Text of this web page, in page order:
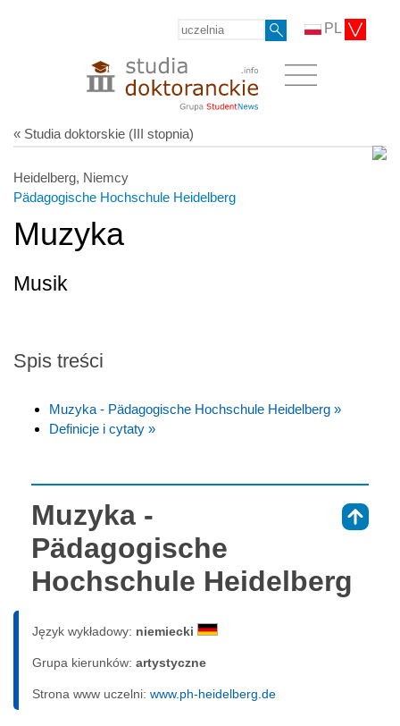
PL
« Studia doktorskie (III stopnia)
Heidelberg, Niemcy
Pädagogische Hochschule Heidelberg
Muzyka
Musik
Spis treści
Muzyka - Pädagogische Hochschule Heidelberg »
Definicje i cytaty »
Muzyka -
Pädagogische
Hochschule Heidelberg
Język wykładowy: niemiecki
Grupa kierunków: artystyczne
Strona www uczelni: www.ph-heidelberg.de